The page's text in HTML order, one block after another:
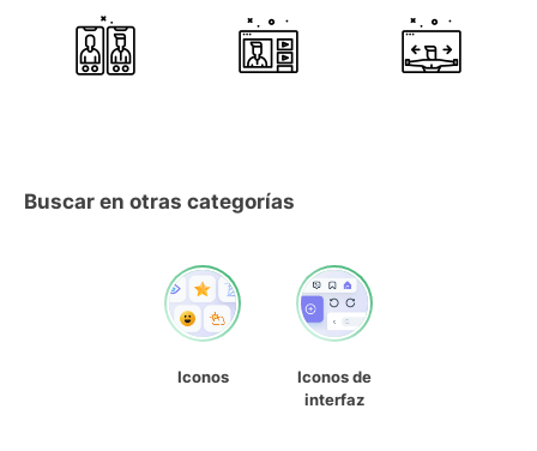
Buscar en otras categorías
Iconos
Iconos de
interfaz